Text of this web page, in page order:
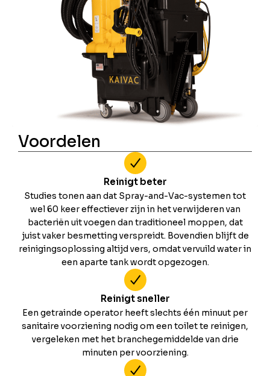
Voordelen
Reinigt beter
Studies tonen aan dat Spray-and-Vac-systemen tot
wel 60 keer effectiever zijn in het verwijderen van
bacteriën uit voegen dan traditioneel moppen, dat
juist vaker besmetting verspreidt. Bovendien blijft de
reinigingsoplossing altijd vers, omdat vervuild water in
een aparte tank wordt opgezogen.
Reinigt sneller
Een getrainde operator heeft slechts één minuut per
sanitaire voorziening nodig om een toilet te reinigen,
vergeleken met het branchegemiddelde van drie
minuten per voorziening.